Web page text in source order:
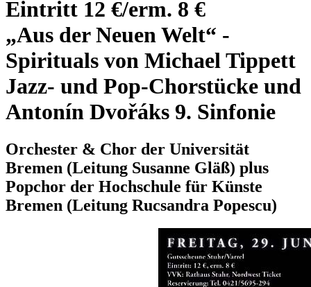
Eintritt 12 €/erm. 8 €
„Aus der Neuen Welt“ -
Spirituals von Michael Tippett
Jazz- und Pop-Chorstücke und
Antonín Dvořáks 9. Sinfonie
Orchester & Chor der Universität
Bremen (Leitung Susanne Gläß) plus
Popchor der Hochschule für Künste
Bremen (Leitung Rucsandra Popescu)